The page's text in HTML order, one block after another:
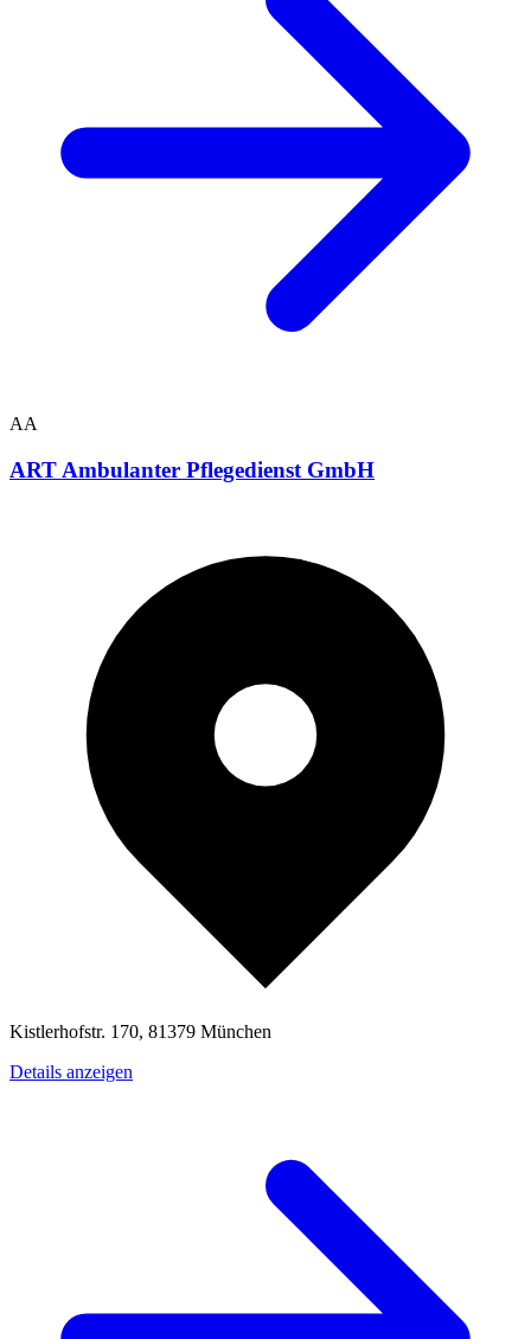
AA
ART Ambulanter Pflegedienst GmbH
Kistlerhofstr. 170, 81379 München
Details anzeigen